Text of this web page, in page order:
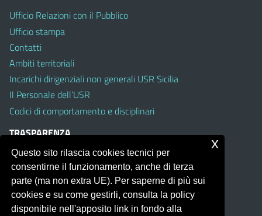
Ufficio Relazioni con il Pubblico
Ufficio stampa
Contatti
Ambiti territoriali
Incarichi dirigenziali non generali USR Sicilia
Il Personale dell’USR
Codici di comportamento e disciplinari
TRASPARENZA
Albo on line
Amministrazione Trasparente
Pubblici proclami
PTPCT per le Istituzioni scolastiche della Sicilia
Questo sito rilascia cookies tecnici per
consentirne il funzionamento, anche di terza
parte (ma non extra UE). Per saperne di più sui
cookies e su come gestirli, consulta la policy
disponibile nell'apposito link in fondo alla
x